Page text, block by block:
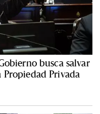
busca salvar
Privada